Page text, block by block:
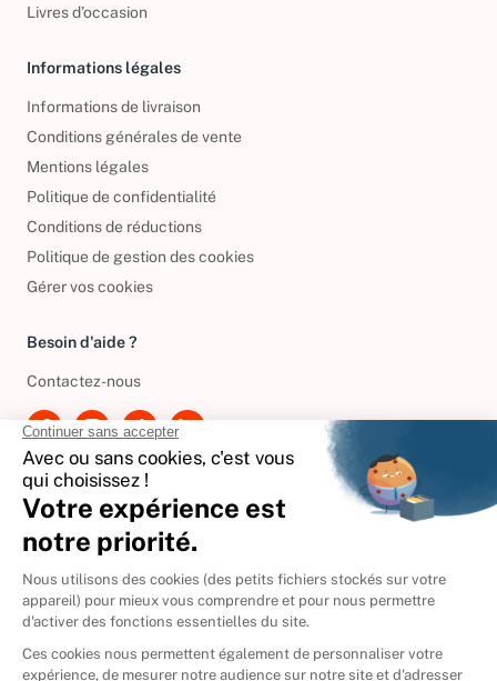
Livres d’occasion
Informations légales
Informations de livraison
Conditions générales de vente
Mentions légales
Politique de confidentialité
Conditions de réductions
Politique de gestion des cookies
Gérer vos cookies
Besoin d'aide ?
Contactez-nous
International
🇪🇸 Espagne
🇩🇪Allemagne
🇮🇹 Italie